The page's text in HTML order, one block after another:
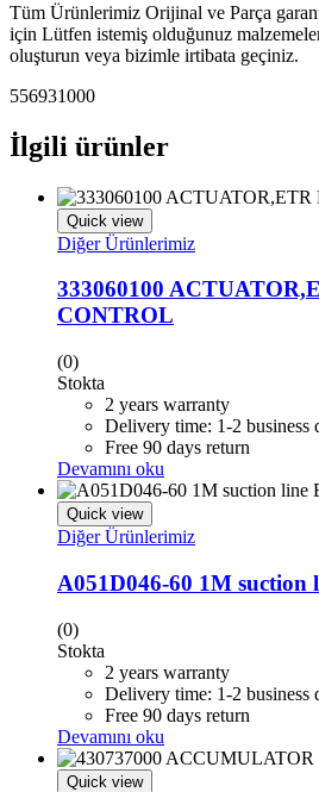
Tüm Ürünlerimiz Orijinal ve Parça
için Lütfen istemiş olduğunuz
oluşturun veya bizimle irtibata geçiniz.
556931000
İlgili ürünler
Quick view
Diğer Ürünlerimiz
333060100
CONTROL
(0)
Stokta
2 years warranty
Delivery time: 1-2 business
Free 90 days return
Devamını oku
Quick view
Diğer Ürünlerimiz
A051D046-60 1M suction
(0)
Stokta
2 years warranty
Delivery time: 1-2 business
Free 90 days return
Devamını oku
Quick view